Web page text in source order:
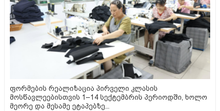
ფორმების რეალიზაცია პირველი კლასის
მოსწავლეებისთვის 1–14 სექტემბრის პერიოდში, ხოლო
მეორე და მესამე ეტაპებზე...